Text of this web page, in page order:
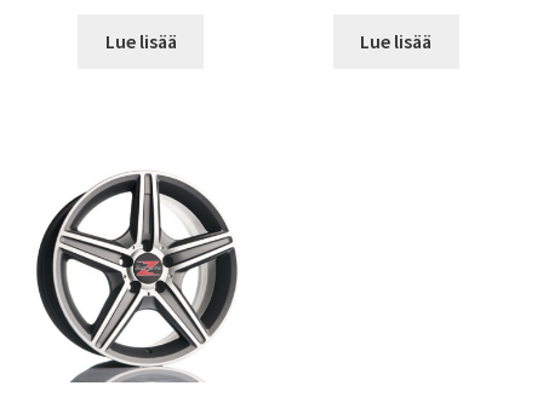
Lue lisää Lue lisää